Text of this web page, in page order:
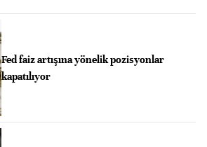
Fed faiz artışına yönelik pozisyonlar
kapatılıyor